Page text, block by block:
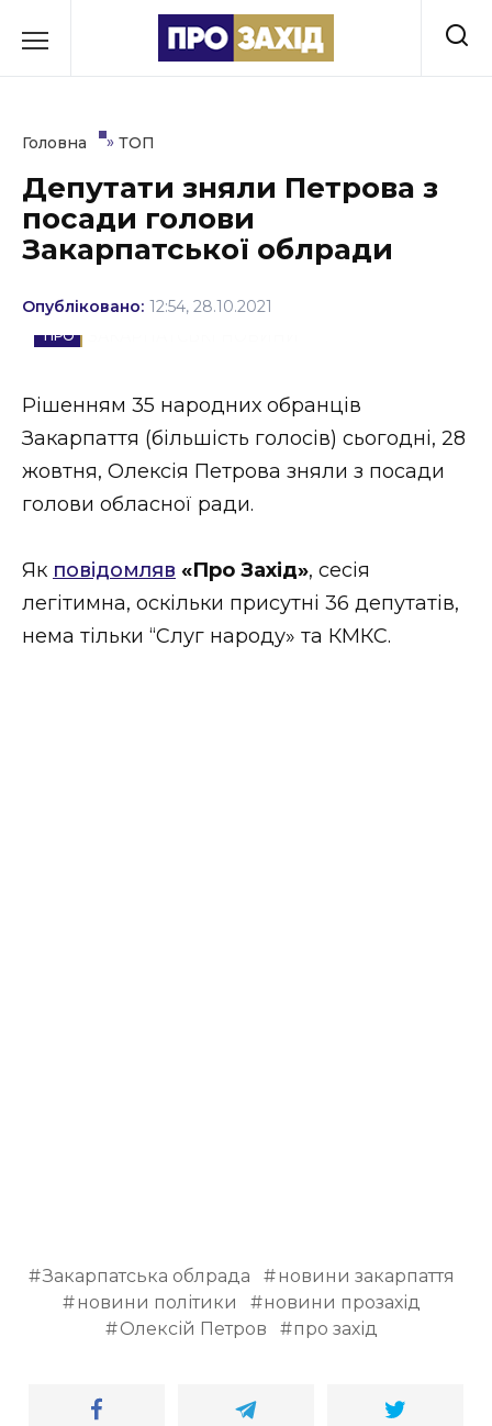
до
Культура
Освіта
Події
Соціум
Спорт
Стиль життя
Втрачений Ужгород
Втрачений Ужгород (відеоверсія)
Головна » ТОП
Депутати зняли Петрова з
посади голови
Закарпатської облради
Опубліковано: 12:54, 28.10.2021
Рішенням 35 народних обранців
Закарпаття (більшість голосів) сьогодні, 28
жовтня, Олексія Петрова зняли з посади
голови обласної ради.
Як повідомляв «Про Захід», сесія
легітимна, оскільки присутні 36 депутатів,
нема тільки “Слуг народу» та КМКС.
Закарпатська облрада
новини закарпаття
новини політики
новини прозахід
Олексій Петров
про захід